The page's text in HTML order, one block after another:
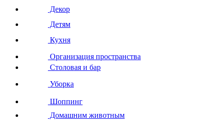
Декор
Детям
Кухня
Организация пространства
Столовая и бар
Уборка
Шоппинг
Домашним животным